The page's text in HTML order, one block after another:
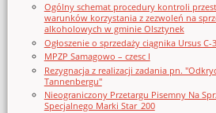
Ogólny schemat procedury kontroli
warunków korzystania z zezwoleń na
alkoholowych w gminie Olsztynek
Ogłoszenie o sprzedaży ciągnika Ursus C-
MPZP Samagowo – czesc I
Rezygnacja z realizacji zadania pn.
Tannenbergu"
Nieograniczony Przetargu Pisemny Na
Specjalnego Marki Star_200